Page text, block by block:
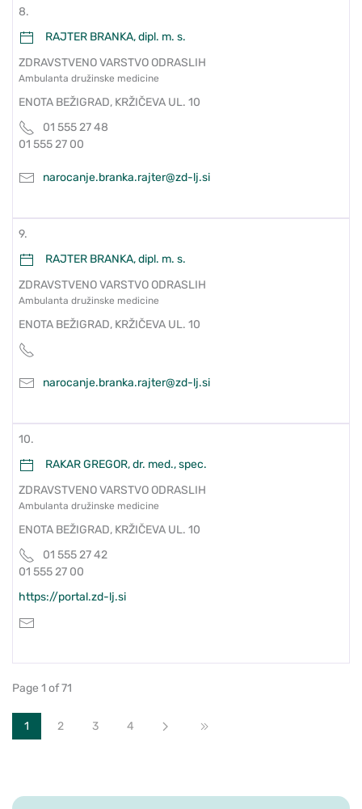
8.
RAJTER BRANKA, dipl. m. s.
ZDRAVSTVENO VARSTVO ODRASLIH
Ambulanta družinske medicine
ENOTA BEŽIGRAD, KRŽIČEVA UL. 10
01 555 27 48
01 555 27 00
narocanje.branka.rajter@zd-lj.si
9.
RAJTER BRANKA, dipl. m. s.
ZDRAVSTVENO VARSTVO ODRASLIH
Ambulanta družinske medicine
ENOTA BEŽIGRAD, KRŽIČEVA UL. 10
narocanje.branka.rajter@zd-lj.si
10.
RAKAR GREGOR, dr. med., spec.
ZDRAVSTVENO VARSTVO ODRASLIH
Ambulanta družinske medicine
ENOTA BEŽIGRAD, KRŽIČEVA UL. 10
01 555 27 42
01 555 27 00
https://portal.zd-lj.si
Page 1 of 71
1 2 3 4